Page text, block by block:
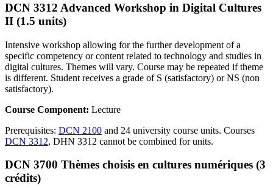
DCN 3312 Advanced Workshop in Digital Cultures
II (1.5 units)
Intensive workshop allowing for the further development of a
specific competency or content related to technology and studies in
digital cultures. Themes will vary. Course may be repeated if theme
is different. Student receives a grade of S (satisfactory) or NS (non
satisfactory).
Course Component: Lecture
Prerequisites: DCN 2100 and 24 university course units. Courses
DCN 3312, DHN 3312 cannot be combined for units.
DCN 3700 Thèmes choisis en cultures numériques (3
crédits)